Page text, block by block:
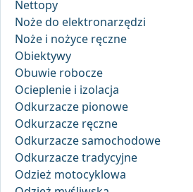
Nettopy
Noże do elektronarzędzi
Noże i nożyce ręczne
Obiektywy
Obuwie robocze
Ocieplenie i izolacja
Odkurzacze pionowe
Odkurzacze ręczne
Odkurzacze samochodowe
Odkurzacze tradycyjne
Odzież motocyklowa